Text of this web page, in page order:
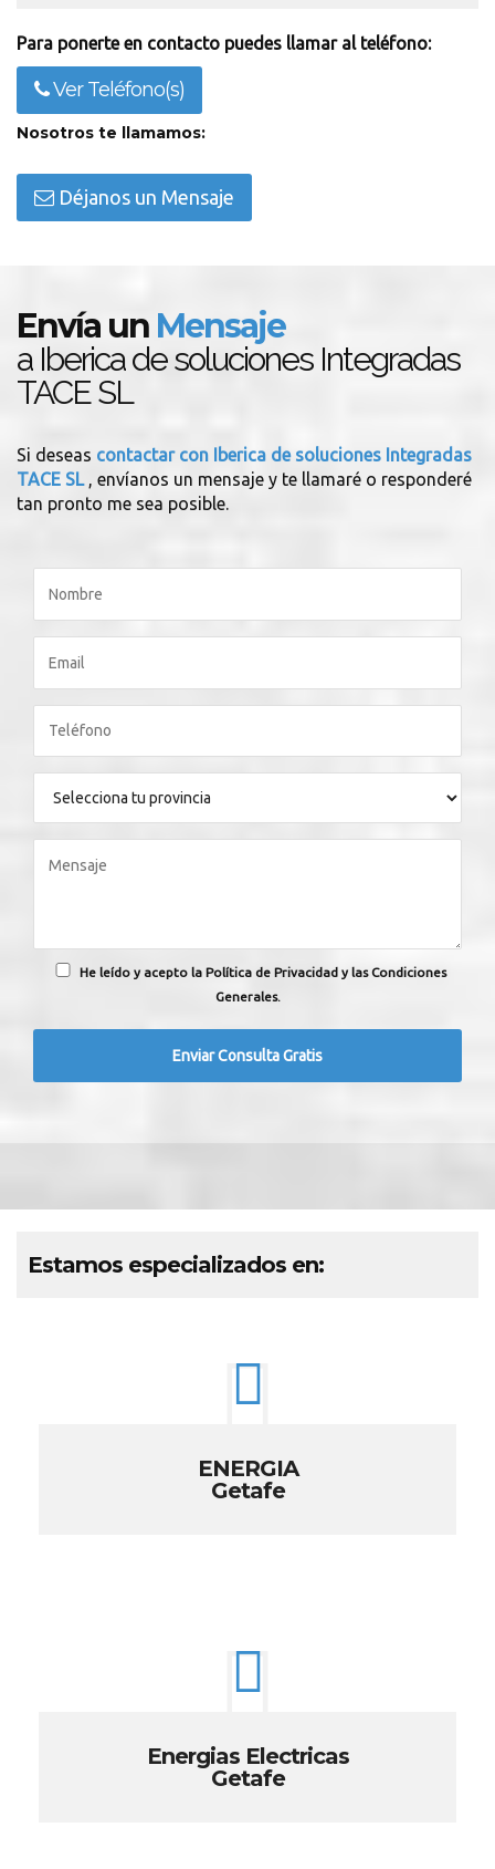
Para ponerte en contacto puedes llamar al teléfono:
Ver Teléfono(s)
Nosotros te llamamos:
Déjanos un Mensaje
Envía un Mensaje
a Iberica de soluciones Integradas
TACE SL
Si deseas contactar con Iberica de soluciones Integradas
TACE SL , envíanos un mensaje y te llamaré o responderé
tan pronto me sea posible.
He leído y acepto la Política de Privacidad y las Condiciones
Generales.
Estamos especializados en:
ENERGIA
Getafe
Energias Electricas
Getafe